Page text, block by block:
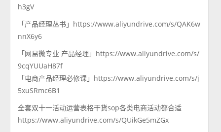
h3gV
「产品经理丛书」https://www.aliyundrive.com/s/QAK6w
nnX6y6
「网易微专业 产品经理」https://www.aliyundrive.com/s/
9cqYUUaH87f
「电商产品经理必修课」https://www.aliyundrive.com/s/j
5xuSRmc6B1
全套双十一活动运营表格干货sop各类电商活动都合适
https://www.aliyundrive.com/s/QUikGe5mZGx